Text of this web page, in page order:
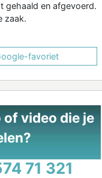
gehaald en afgevoerd.
zaak.
favoriet
of video die je
71 321